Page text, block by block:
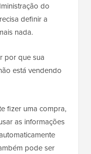
do
definir a
nada.
por que sua
está vendendo
fizer uma compra,
as informações
pode ser